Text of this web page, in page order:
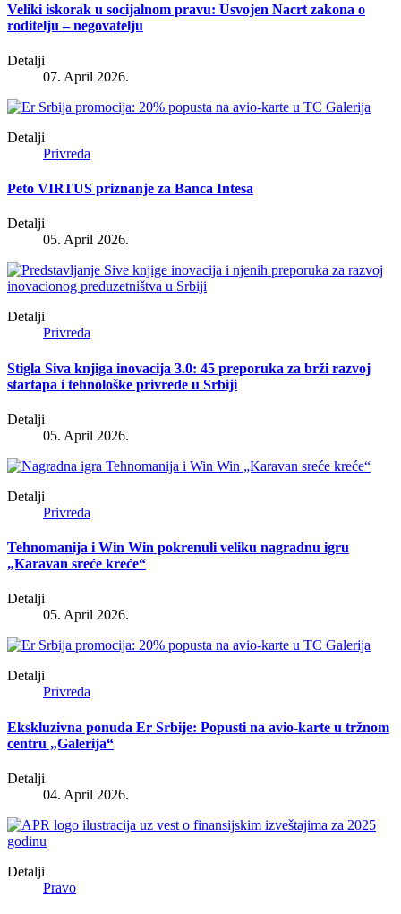
Veliki iskorak u socijalnom pravu: Usvojen Nacrt zakona o
roditelju – negovatelju
Detalji
07. April 2026.
Detalji
Privreda
Peto VIRTUS priznanje za Banca Intesa
Detalji
05. April 2026.
Detalji
Privreda
Stigla Siva knjiga inovacija 3.0: 45 preporuka za brži razvoj
startapa i tehnološke privrede u Srbiji
Detalji
05. April 2026.
Detalji
Privreda
Tehnomanija i Win Win pokrenuli veliku nagradnu igru
„Karavan sreće kreće“
Detalji
05. April 2026.
Detalji
Privreda
Ekskluzivna ponuda Er Srbije: Popusti na avio-karte u tržnom
centru „Galerija“
Detalji
04. April 2026.
Detalji
Pravo